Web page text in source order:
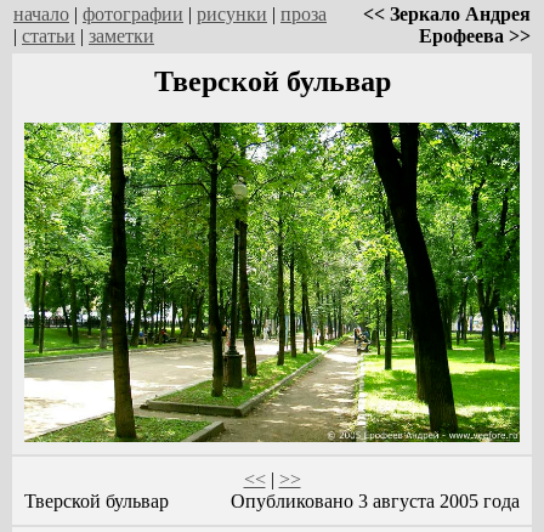
начало | фотографии | рисунки | проза
| статьи | заметки
<< Зеркало Андрея
Ерофеева >>
Тверской бульвар
<<| >>
Тверской бульвар
Опубликовано 3 августа 2005 года